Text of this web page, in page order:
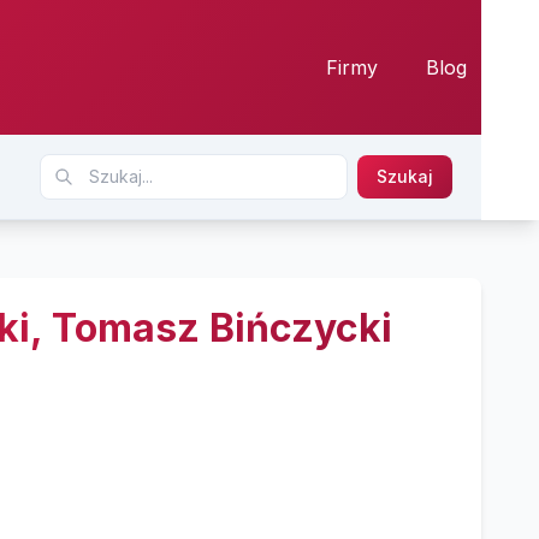
Firmy Blog
Szukaj
Tomasz Bińczycki